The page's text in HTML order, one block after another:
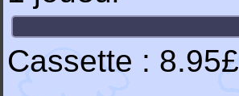
Cassette : 8.95£